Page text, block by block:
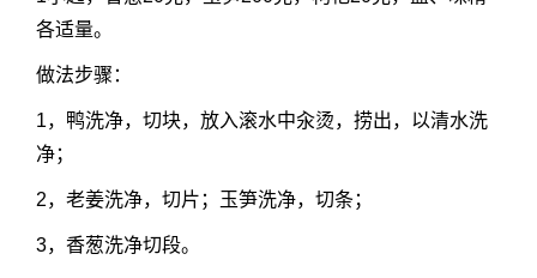
各适量。
做法步骤：
1，鸭洗净，切块，放入滚水中汆烫，捞出，以清水洗
净；
2，老姜洗净，切片；玉笋洗净，切条；
3，香葱洗净切段。